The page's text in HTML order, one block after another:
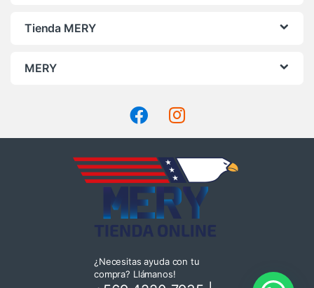
Tienda MERY
MERY
¿Necesitas ayuda con tu
compra? Llámanos!